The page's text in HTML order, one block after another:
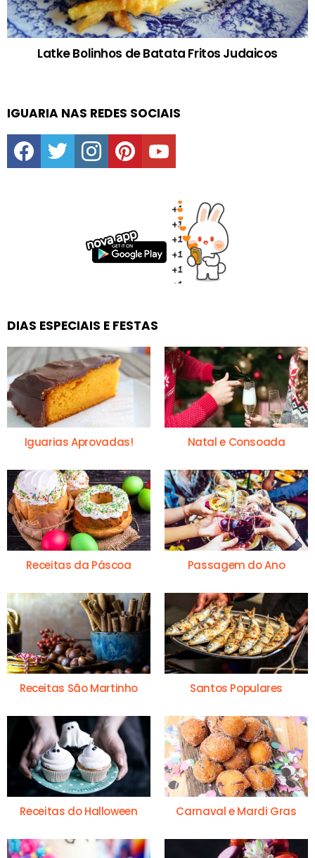
Latke Bolinhos de Batata Fritos Judaicos
IGUARIA NAS REDES SOCIAIS
facebooktwitter instagrampinterestyoutube
DIAS ESPECIAIS E FESTAS
Iguarias Aprovadas! Natal e Consoada
Receitas da Páscoa Passagem do Ano
Receitas São Martinho Santos Populares
Receitas do Halloween Carnaval e Mardi Gras